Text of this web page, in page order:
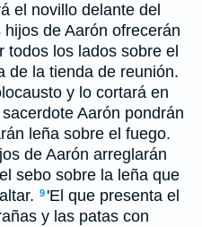
el novillo delante del
de Aarón ofrecerán
todos los lados sobre el
de la tienda de reunión.
y lo cortará en
Aarón pondrán
leña sobre el fuego.
de Aarón arreglarán
sebo sobre la leña que
9 'El que presenta el
y las patas con